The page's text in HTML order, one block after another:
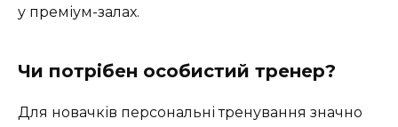
у преміум-залах.
Чи потрібен особистий тренер?
Для новачків персональні тренування значно